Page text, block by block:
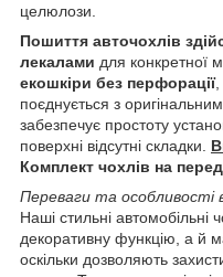
целюлози.
Пошиття авточохлів
лекалами для конкретної
екошкіри без перфорації,
поєднується з
забезпечує простоту
поверхні відсутні складки.
Комплект чохлів на
Переваги та особливості
Наші стильні
декоративну функцію, а й
оскільки дозволяють